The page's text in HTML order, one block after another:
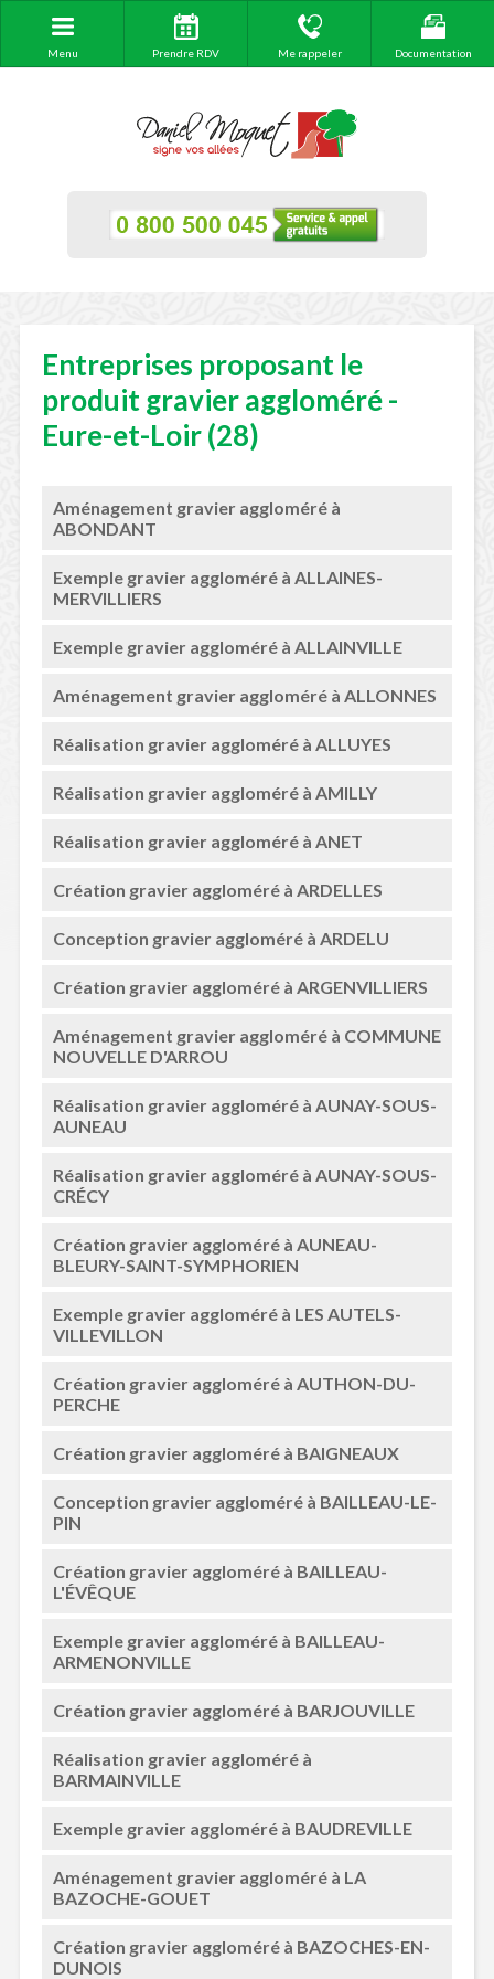
Menu Prendre RDV Me rappeler Documentation
Entreprises proposant le
produit gravier aggloméré -
Eure-et-Loir (28)
Aménagement gravier aggloméré à
ABONDANT
Exemple gravier aggloméré à ALLAINES-
MERVILLIERS
Exemple gravier aggloméré à ALLAINVILLE
Aménagement gravier aggloméré à ALLONNES
Réalisation gravier aggloméré à ALLUYES
Réalisation gravier aggloméré à AMILLY
Réalisation gravier aggloméré à ANET
Création gravier aggloméré à ARDELLES
Conception gravier aggloméré à ARDELU
Création gravier aggloméré à ARGENVILLIERS
Aménagement gravier aggloméré à COMMUNE
NOUVELLE D'ARROU
Réalisation gravier aggloméré à AUNAY-SOUS-
AUNEAU
Réalisation gravier aggloméré à AUNAY-SOUS-
CRÉCY
Création gravier aggloméré à AUNEAU-
BLEURY-SAINT-SYMPHORIEN
Exemple gravier aggloméré à LES AUTELS-
VILLEVILLON
Création gravier aggloméré à AUTHON-DU-
PERCHE
Création gravier aggloméré à BAIGNEAUX
Conception gravier aggloméré à BAILLEAU-LE-
PIN
Création gravier aggloméré à BAILLEAU-
L'ÉVÊQUE
Exemple gravier aggloméré à BAILLEAU-
ARMENONVILLE
Création gravier aggloméré à BARJOUVILLE
Réalisation gravier aggloméré à
BARMAINVILLE
Exemple gravier aggloméré à BAUDREVILLE
Aménagement gravier aggloméré à LA
BAZOCHE-GOUET
Création gravier aggloméré à BAZOCHES-EN-
DUNOIS